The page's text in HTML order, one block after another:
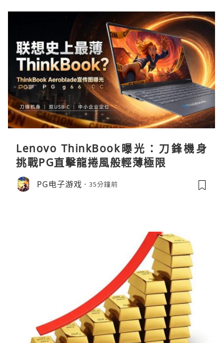
Lenovo ThinkBook曝光：刀鋒機身
挑戰PG直擊龍捲風般輕薄極限
PG电子游戏 35分鐘前